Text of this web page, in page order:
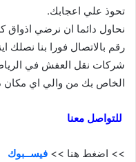
تحوذ علي اعجابك.
نحاول دائما ان نرضي اذواق
رقم بالاتصال فورا بنا
شركات نقل العفش في
الخاص بك من والي اي مكان
اضغط هنا >> فيســبوك <<